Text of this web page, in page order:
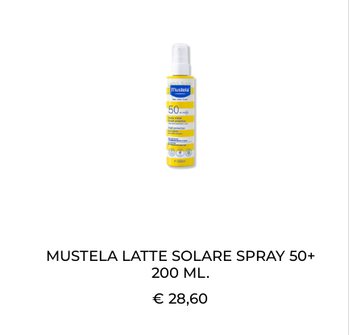
MUSTELA LATTE SOLARE SPRAY 50+
200 ML.
€ 28,60